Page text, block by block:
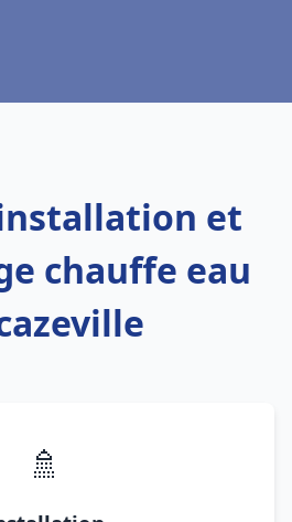
et
chauffe eau
🚿